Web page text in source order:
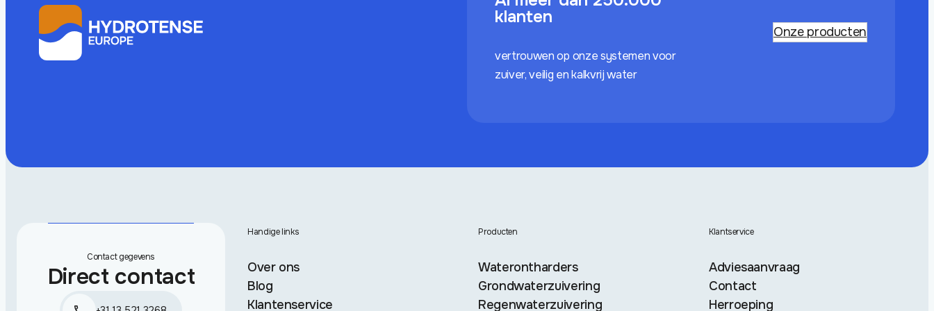
klanten
vertrouwen op onze systemen voor
zuiver, veilig en kalkvrij water
Onze producten
Contact gegevens
Direct contact
Handige links
Over ons
Blog
Klantenservice
Producten
Waterontharders
Grondwaterzuivering
Regenwaterzuivering
Klantservice
Adviesaanvraag
Contact
Herroeping